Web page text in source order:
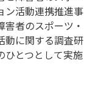
© 2020
くり
ン活動連携推進事
者のスポーツ・
動に関する調査研
ひとつとして実施